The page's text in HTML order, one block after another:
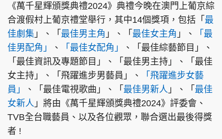
東周刊 cazbuyer 東Touch
PCM 電腦廣場 星島頭條 星島日報
頭條日報 星島環球 The Standard
《萬千星輝頒獎典禮2024》典禮今晚在澳門上葡京綜
合渡假村上葡京禮堂舉行，其中14個獎項，包括「 最
佳劇集 」、「 最佳男主角 」、「 最佳女主角 」、
「最
佳男配角」
、 「最佳女配角」
、「最佳綜藝節目」、
「最佳資訊及專題節目」、「最佳男主持」、「最佳
女主持」、「飛躍進步男藝員」、
「飛躍進步女藝
員」
、「最佳電視歌曲」、「 最佳男新人 」、「 最佳
女新人 」將由《萬千星輝頒獎典禮2024》評委會、
TVB全台職藝員、以及各位觀眾，聯合選出最後得獎
者 !